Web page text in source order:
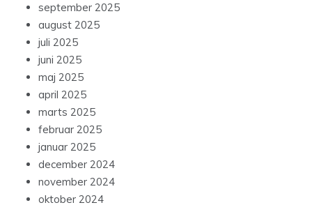
september 2025
august 2025
juli 2025
juni 2025
maj 2025
april 2025
marts 2025
februar 2025
januar 2025
december 2024
november 2024
oktober 2024